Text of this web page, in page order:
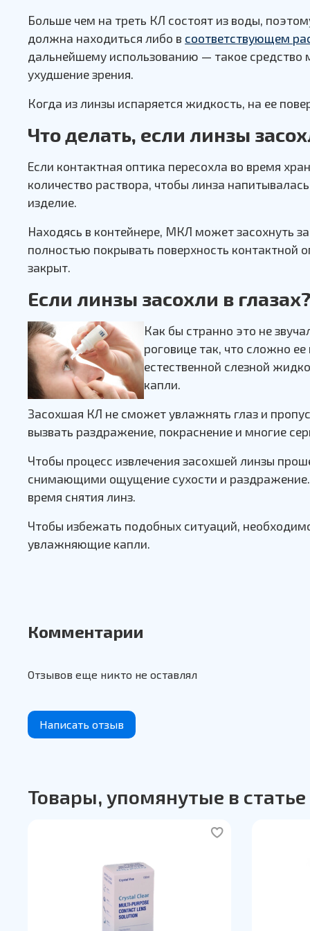
Больше чем на треть КЛ состоят из воды,
должна находиться либо в соответствующем
дальнейшему использованию — такое средство
ухудшение зрения.
Когда из линзы испаряется жидкость, на ее
Что делать, если линзы
Если контактная оптика пересохла во время
количество раствора, чтобы линза
изделие.
Находясь в контейнере, МКЛ может засохнуть
полностью покрывать поверхность контактной
закрыт.
Если линзы засохли в
Как бы странно это не
роговице так, что сложно
естественной слезной
капли.
Засохшая КЛ не сможет увлажнять глаз и
вызвать раздражение, покраснение и многие
Чтобы процесс извлечения засохшей линзы
снимающими ощущение сухости и раздражение.
время снятия линз.
Чтобы избежать подобных ситуаций,
увлажняющие капли.
Комментарии
Отзывов еще никто не оставлял
Написать отзыв
Товары, упомянутые в статье